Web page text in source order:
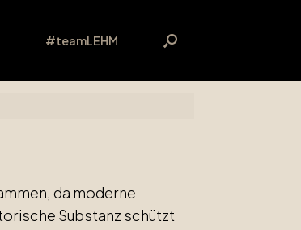
#teamLEHM
da moderne
Substanz schützt